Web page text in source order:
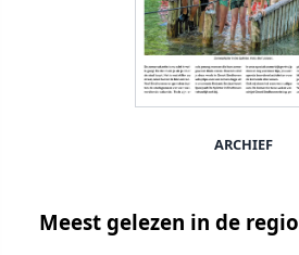
ARCHIEF
Meest gelezen in de regio